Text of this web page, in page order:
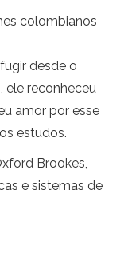
colombianos
desde o
ele reconheceu
amor por esse
estudos.
Brookes,
e sistemas de